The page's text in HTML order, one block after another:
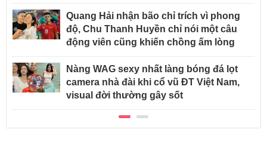
Quang Hải nhận bão chỉ trích vì phong
độ, Chu Thanh Huyền chỉ nói một câu
động viên cũng khiến chồng ấm lòng
Nàng WAG sexy nhất làng bóng đá lọt
camera nhà đài khi cổ vũ ĐT Việt Nam,
visual đời thường gây sốt